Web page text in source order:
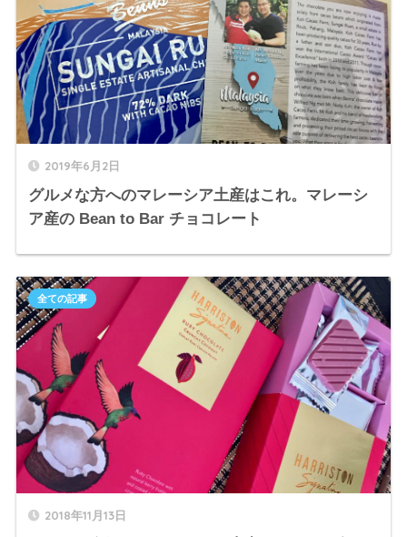
2019年6月2日
グルメな方へのマレーシア土産はこれ。マレーシ
ア産の Bean to Bar チョコレート
2018年11月13日
全ての記事